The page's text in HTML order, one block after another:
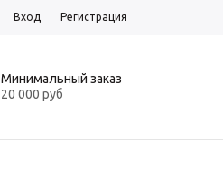
Вход Регистрация
Минимальный заказ
20 000 руб